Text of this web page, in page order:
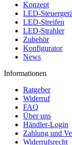
Konzept
LED-
LED-Streifen
LED-Strahler
Zubehör
Konfigurator
News
Informationen
Ratgeber
Widerruf
FAQ
Über uns
Händler-Login
Zahlung und
Widerrufsrecht